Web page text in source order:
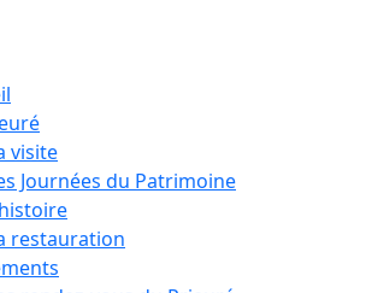
visite
Journées du Patrimoine
restauration